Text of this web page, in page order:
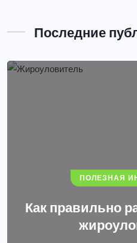
Последние
ПОЛЕЗНАЯ
Как правильно